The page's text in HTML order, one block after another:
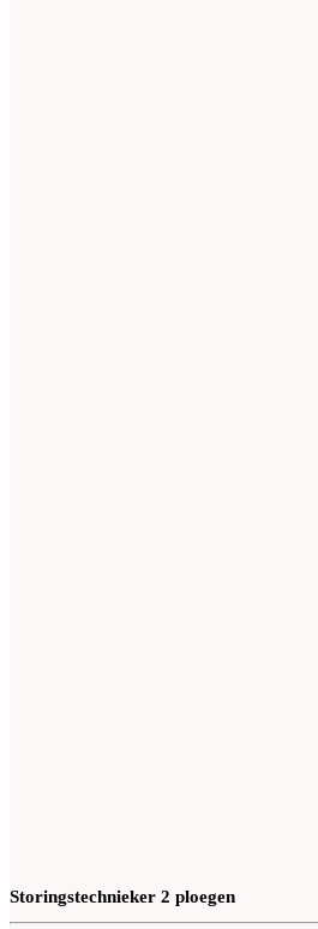
Storingstechnieker 2 ploegen